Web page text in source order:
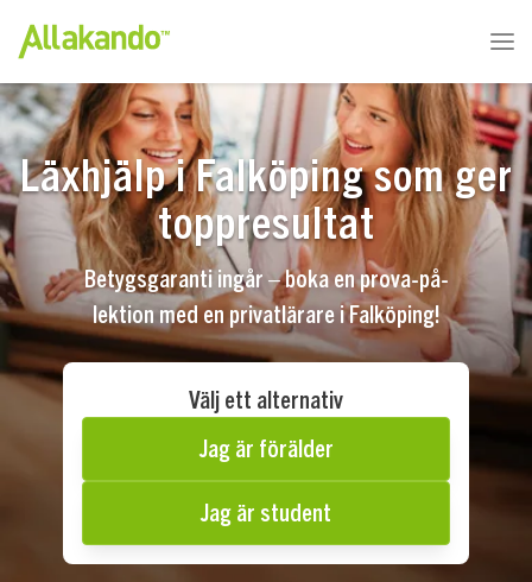
Läxhjälp i Falköping som ger
toppresultat
Betygsgaranti ingår – boka en prova-på-
lektion med en privatlärare i Falköping!
Välj ett alternativ
Jag är förälder
Jag är student